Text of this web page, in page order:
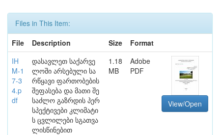
Files in This Item:
File
Description Size
Format
IH
M-1
7-3
4.p
df
დასავლეთ საქარვე
ლოში არსებული სა
რწყავი ფართობების
შეფასება და მათი შე
საძლო გაზრდის პერ
სპექტივები კლიმატი
ს ცვლილები სგათვა
ლისწინებით
1.18
MB
Adobe
PDF
View/Open